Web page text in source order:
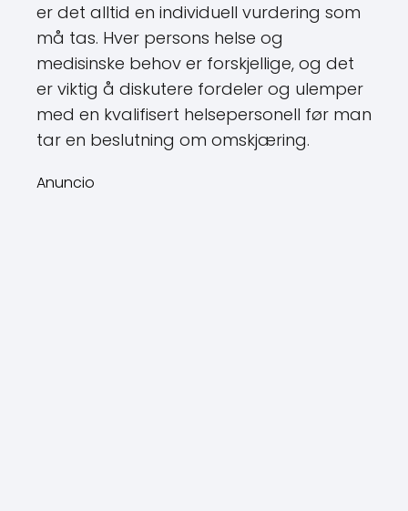
er det alltid en individuell vurdering som
må tas. Hver persons helse og
medisinske behov er forskjellige, og det
er viktig å diskutere fordeler og ulemper
med en kvalifisert helsepersonell før man
tar en beslutning om omskjæring.
Anuncio